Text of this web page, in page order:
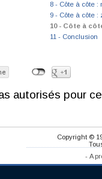
8 - Côte à côte :
9 - Côte à côte :
10 - Côte à
11 - Conclusion
autorisés pour
Copyright ©
- A